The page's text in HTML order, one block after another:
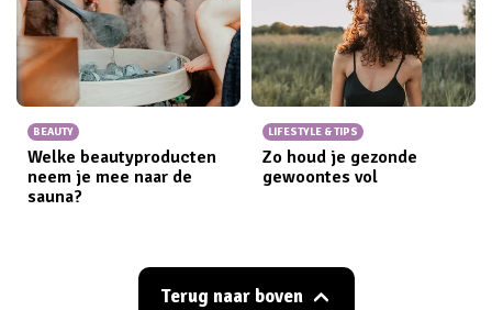
BEAUTY
Welke beautyproducten
neem je mee naar de
sauna?
LIFESTYLE & TIPS
Zo houd je gezonde
gewoontes vol
Terug naar boven